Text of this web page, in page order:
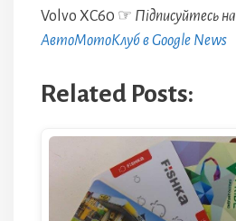
Volvo XC60 ☞ Підписуйтесь на
АвтоМотоКлуб в Google News
Related Posts: